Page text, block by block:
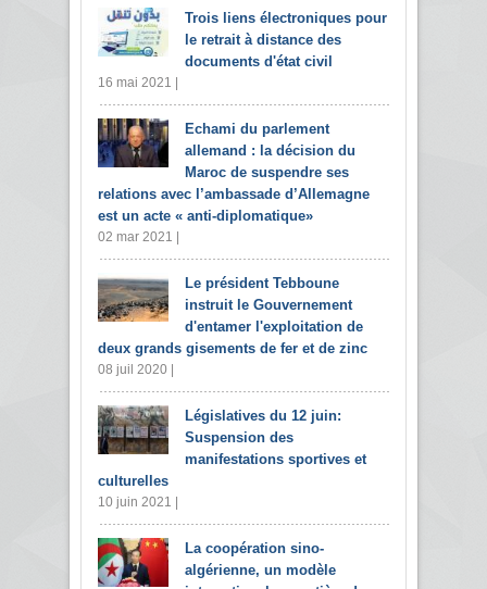
Trois liens électroniques pour
le retrait à distance des
documents d'état civil
16 mai 2021 |
Echami du parlement
allemand : la décision du
Maroc de suspendre ses
relations avec l’ambassade d’Allemagne
est un acte « anti-diplomatique»
02 mar 2021 |
Le président Tebboune
instruit le Gouvernement
d'entamer l'exploitation de
deux grands gisements de fer et de zinc
08 juil 2020 |
Législatives du 12 juin:
Suspension des
manifestations sportives et
culturelles
10 juin 2021 |
La coopération sino-
algérienne, un modèle